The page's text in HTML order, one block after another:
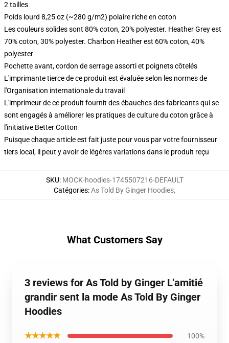
2 tailles
Poids lourd 8,25 oz (~280 g/m2) polaire riche en coton
Les couleurs solides sont 80% coton, 20% polyester. Heather Grey est
70% coton, 30% polyester. Charbon Heather est 60% coton, 40%
polyester
Pochette avant, cordon de serrage assorti et poignets côtelés
L'imprimante tierce de ce produit est évaluée selon les normes de
l'Organisation internationale du travail
L'imprimeur de ce produit fournit des ébauches des fabricants qui se
sont engagés à améliorer les pratiques de culture du coton grâce à
l'initiative Better Cotton
Puisque chaque article est fait juste pour vous par votre fournisseur
tiers local, il peut y avoir de légères variations dans le produit reçu
SKU: MOCK-hoodies-1745507216-DEFAULT
Catégories:As Told By Ginger Hoodies,
What Customers Say
3 reviews for As Told by Ginger L'amitié
grandir sent la mode As Told By Ginger
Hoodies
★★★★★ 100%